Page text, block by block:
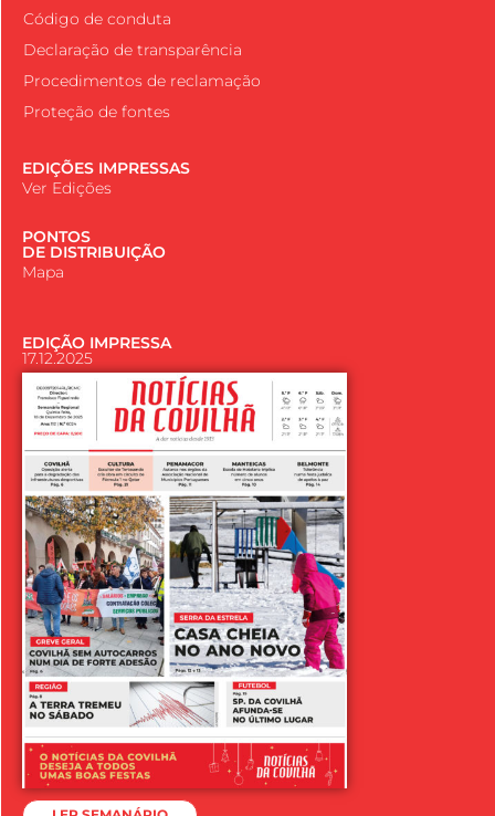
Código de conduta
Declaração de transparência
Procedimentos de reclamação
Proteção de fontes
EDIÇÕES IMPRESSAS
Ver Edições
PONTOS
DE DISTRIBUIÇÃO
Mapa
EDIÇÃO IMPRESSA
17.12.2025